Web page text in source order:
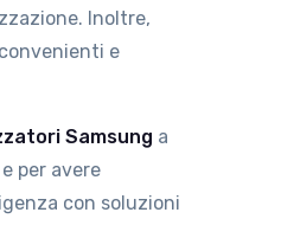
Inoltre,
e
Samsung a
per avere
con soluzioni